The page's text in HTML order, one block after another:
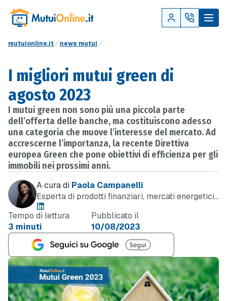
mutuionline.it news mutui
I migliori mutui green di
agosto 2023
I mutui green non sono più una piccola parte
dell’offerta delle banche, ma costituiscono adesso
una categoria che muove l’interesse del mercato. Ad
accrescerne l’importanza, la recente Direttiva
europea Green che pone obiettivi di efficienza per gli
immobili nei prossimi anni.
A cura di Paola Campanelli
Esperta di prodotti finanziari, mercati energetici
e telefonia
Tempo di lettura
3 minuti
Pubblicato il
10/08/2023